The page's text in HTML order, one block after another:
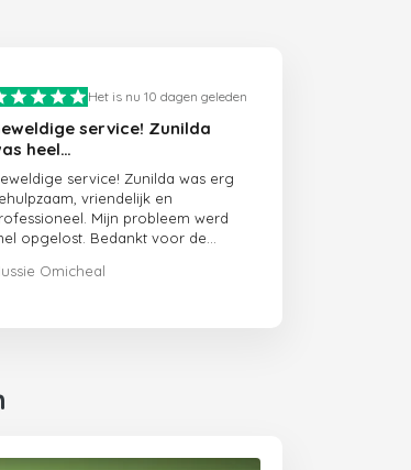
Het is nu 10 dagen geleden
service! Zunilda
heel…
service! Zunilda was erg
vriendelijk en
Mijn probleem werd
opgelost. Bedankt voor de
Omicheal